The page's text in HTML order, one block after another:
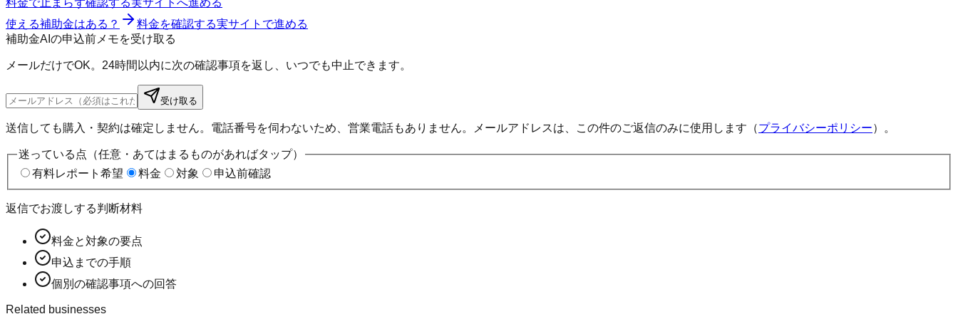
使える補助金はある？
料金を確認する実サイトで進める
補助金AIの申込前メモを受け取る
メールだけでOK。24時間以内に次の確認事項を返し、いつでも中止できます。
受け取る
送信しても購入・契約は確定しません。電話番号を伺わないため、営業電話もありません。メールアドレスは、この件のご返信のみに使用します（プライバシーポリシー）。
迷っている点（任意・あてはまるものがあればタップ）
有料レポート希望
料金 対象 申込前確認
返信でお渡しする判断材料
料金と対象の要点
申込までの手順
個別の確認事項への回答
Related businesses